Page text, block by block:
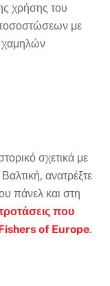
χρήσης του
με
χαμηλών
σχετικά με
ανατρέξτε
πάνελ και στη
που
of Europe.